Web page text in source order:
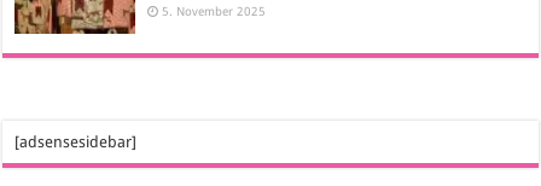
5. November 2025
[adsensesidebar]